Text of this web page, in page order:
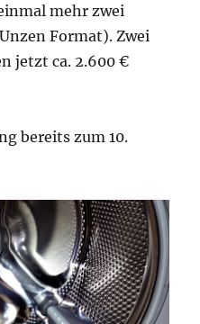
mehr zwei
Format). Zwei
jetzt ca. 2.600 €
bereits zum 10.